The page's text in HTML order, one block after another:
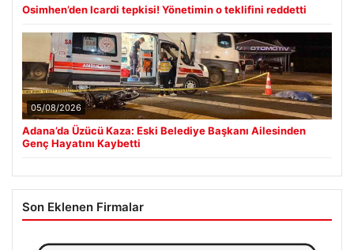
Osimhen’den Icardi tepkisi! Yönetimin o teklifini reddetti
05/08/2026
Adana’da Üzücü Kaza: Eski Belediye Başkanı Ailesinden
Genç Hayatını Kaybetti
Son Eklenen Firmalar